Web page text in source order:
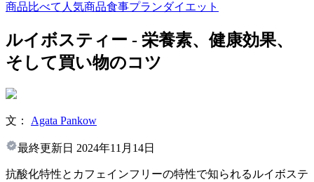
商品比べて 人気商品食事プランダイエット
ルイボスティー - 栄養素、健康効果、
そして買い物のコツ
文： Agata Pankow
最終更新日 2024年11月14日
抗酸化特性とカフェインフリーの特性で知られるルイボステ